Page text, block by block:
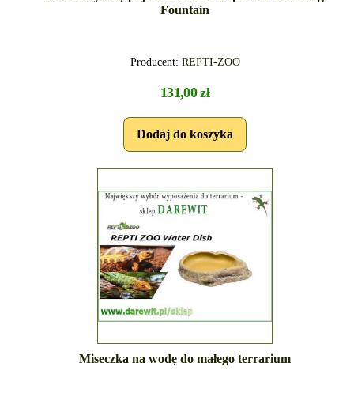
Fountain
Producent: REPTI-ZOO
131,00 zł
Miseczka na wodę do małego terrarium